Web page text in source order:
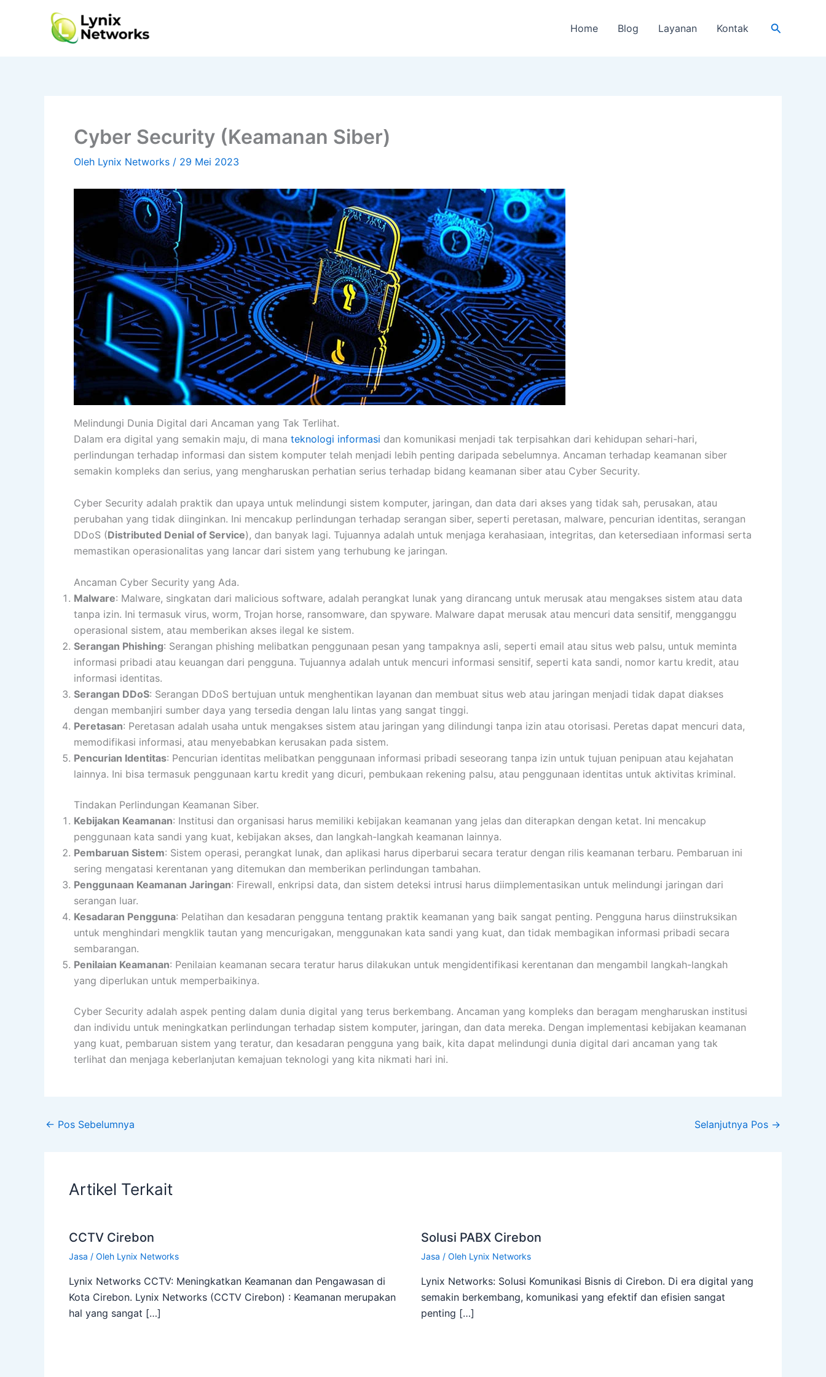
Home Blog Layanan Kontak Cari
Cyber Security (Keamanan Siber)
Oleh Lynix Networks / 29 Mei 2023
Melindungi Dunia Digital dari Ancaman yang Tak Terlihat.
Dalam era digital yang semakin maju, di mana teknologi informasi dan komunikasi menjadi tak terpisahkan dari kehidupan sehari-hari,
perlindungan terhadap informasi dan sistem komputer telah menjadi lebih penting daripada sebelumnya. Ancaman terhadap keamanan siber
semakin kompleks dan serius, yang mengharuskan perhatian serius terhadap bidang keamanan siber atau Cyber Security.
Cyber Security adalah praktik dan upaya untuk melindungi sistem komputer, jaringan, dan data dari akses yang tidak sah, perusakan, atau
perubahan yang tidak diinginkan. Ini mencakup perlindungan terhadap serangan siber, seperti peretasan, malware, pencurian identitas, serangan
DDoS (Distributed Denial of Service), dan banyak lagi. Tujuannya adalah untuk menjaga kerahasiaan, integritas, dan ketersediaan informasi serta
memastikan operasionalitas yang lancar dari sistem yang terhubung ke jaringan.
Ancaman Cyber Security yang Ada.
Malware: Malware, singkatan dari malicious software, adalah perangkat lunak yang dirancang untuk merusak atau mengakses sistem atau data
tanpa izin. Ini termasuk virus, worm, Trojan horse, ransomware, dan spyware. Malware dapat merusak atau mencuri data sensitif, mengganggu
operasional sistem, atau memberikan akses ilegal ke sistem.
Serangan Phishing: Serangan phishing melibatkan penggunaan pesan yang tampaknya asli, seperti email atau situs web palsu, untuk meminta
informasi pribadi atau keuangan dari pengguna. Tujuannya adalah untuk mencuri informasi sensitif, seperti kata sandi, nomor kartu kredit, atau
informasi identitas.
Serangan DDoS: Serangan DDoS bertujuan untuk menghentikan layanan dan membuat situs web atau jaringan menjadi tidak dapat diakses
dengan membanjiri sumber daya yang tersedia dengan lalu lintas yang sangat tinggi.
Peretasan: Peretasan adalah usaha untuk mengakses sistem atau jaringan yang dilindungi tanpa izin atau otorisasi. Peretas dapat mencuri data,
memodifikasi informasi, atau menyebabkan kerusakan pada sistem.
Pencurian Identitas: Pencurian identitas melibatkan penggunaan informasi pribadi seseorang tanpa izin untuk tujuan penipuan atau kejahatan
lainnya. Ini bisa termasuk penggunaan kartu kredit yang dicuri, pembukaan rekening palsu, atau penggunaan identitas untuk aktivitas kriminal.
Tindakan Perlindungan Keamanan Siber.
Kebijakan Keamanan: Institusi dan organisasi harus memiliki kebijakan keamanan yang jelas dan diterapkan dengan ketat. Ini mencakup
penggunaan kata sandi yang kuat, kebijakan akses, dan langkah-langkah keamanan lainnya.
Pembaruan Sistem: Sistem operasi, perangkat lunak, dan aplikasi harus diperbarui secara teratur dengan rilis keamanan terbaru. Pembaruan ini
sering mengatasi kerentanan yang ditemukan dan memberikan perlindungan tambahan.
Penggunaan Keamanan Jaringan: Firewall, enkripsi data, dan sistem deteksi intrusi harus diimplementasikan untuk melindungi jaringan dari
serangan luar.
Kesadaran Pengguna: Pelatihan dan kesadaran pengguna tentang praktik keamanan yang baik sangat penting. Pengguna harus diinstruksikan
untuk menghindari mengklik tautan yang mencurigakan, menggunakan kata sandi yang kuat, dan tidak membagikan informasi pribadi secara
sembarangan.
Penilaian Keamanan: Penilaian keamanan secara teratur harus dilakukan untuk mengidentifikasi kerentanan dan mengambil langkah-langkah
yang diperlukan untuk memperbaikinya.
Cyber Security adalah aspek penting dalam dunia digital yang terus berkembang. Ancaman yang kompleks dan beragam mengharuskan institusi
dan individu untuk meningkatkan perlindungan terhadap sistem komputer, jaringan, dan data mereka. Dengan implementasi kebijakan keamanan
yang kuat, pembaruan sistem yang teratur, dan kesadaran pengguna yang baik, kita dapat melindungi dunia digital dari ancaman yang tak
terlihat dan menjaga keberlanjutan kemajuan teknologi yang kita nikmati hari ini.
← Pos Sebelumnya Selanjutnya Pos →
Artikel Terkait
CCTV Cirebon
Jasa / Oleh Lynix Networks
Lynix Networks CCTV: Meningkatkan Keamanan dan Pengawasan di
Kota Cirebon. Lynix Networks (CCTV Cirebon) : Keamanan merupakan
hal yang sangat […]
Solusi PABX Cirebon
Jasa / Oleh Lynix Networks
Lynix Networks: Solusi Komunikasi Bisnis di Cirebon. Di era digital yang
semakin berkembang, komunikasi yang efektif dan efisien sangat
penting […]